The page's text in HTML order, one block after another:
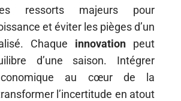
ressorts majeurs pour
et éviter les pièges d’un
Chaque innovation peut
d’une saison. Intégrer
économique au cœur de la
l’incertitude en atout